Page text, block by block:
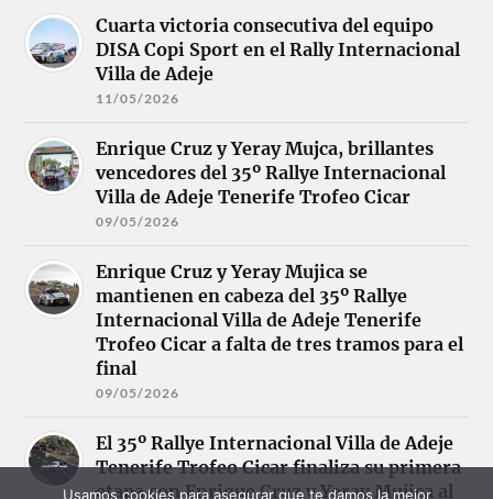
Cuarta victoria consecutiva del equipo
DISA Copi Sport en el Rally Internacional
Villa de Adeje
11/05/2026
Enrique Cruz y Yeray Mujca, brillantes
vencedores del 35º Rallye Internacional
Villa de Adeje Tenerife Trofeo Cicar
09/05/2026
Enrique Cruz y Yeray Mujica se
mantienen en cabeza del 35º Rallye
Internacional Villa de Adeje Tenerife
Trofeo Cicar a falta de tres tramos para el
final
09/05/2026
El 35º Rallye Internacional Villa de Adeje
Tenerife Trofeo Cicar finaliza su primera
etapa con Enrique Cruz y Yeray Mujica al
Usamos cookies para asegurar que te damos la mejor